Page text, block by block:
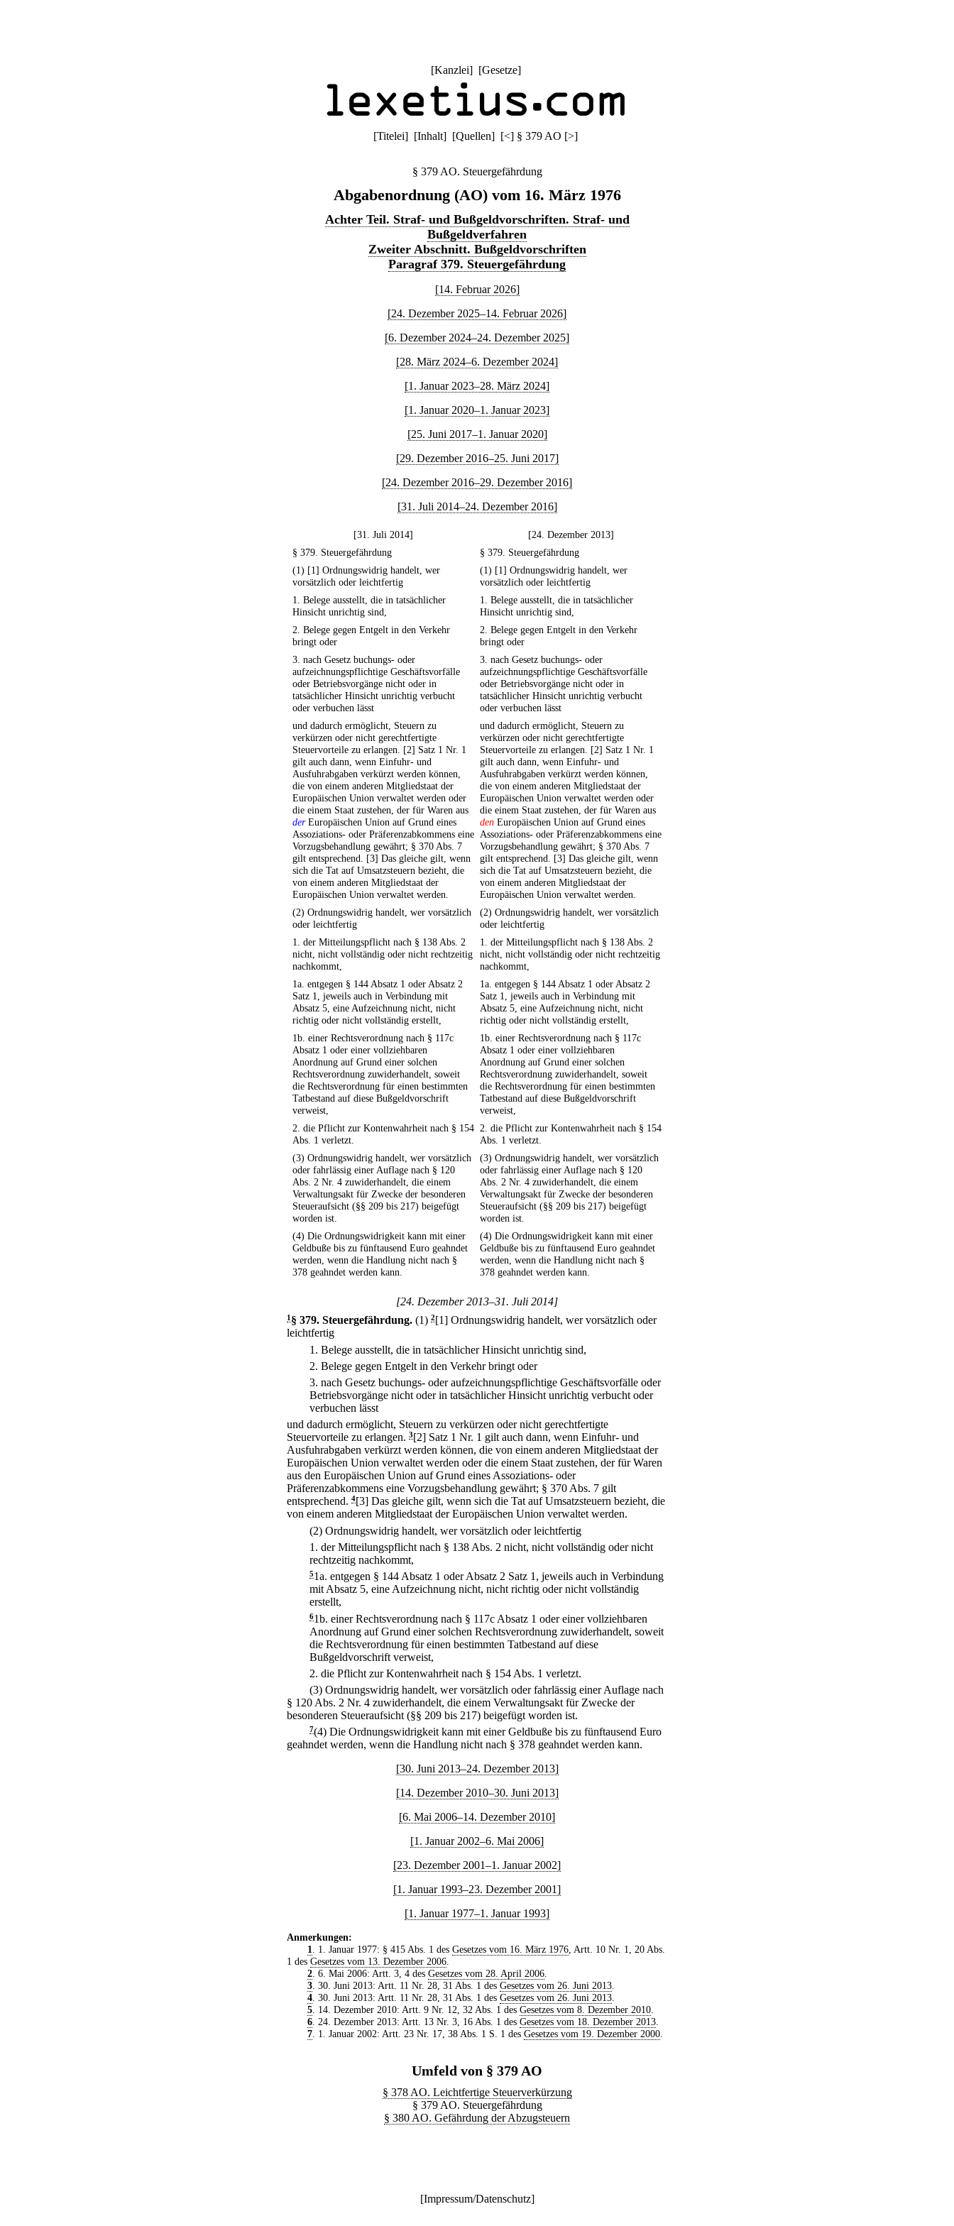
[Kanzlei] [Gesetze]
[Titelei] [Inhalt] [Quellen] [<] § 379 AO [>]
§ 379 AO. Steuergefährdung
Abgabenordnung (AO) vom 16. März 1976
Achter Teil. Straf- und Bußgeldvorschriften. Straf- und
Bußgeldverfahren
Zweiter Abschnitt. Bußgeldvorschriften
Paragraf 379. Steuergefährdung
[14. Februar 2026]
[24. Dezember 2025–14. Februar 2026]
[6. Dezember 2024–24. Dezember 2025]
[28. März 2024–6. Dezember 2024]
[1. Januar 2023–28. März 2024]
[1. Januar 2020–1. Januar 2023]
[25. Juni 2017–1. Januar 2020]
[29. Dezember 2016–25. Juni 2017]
[24. Dezember 2016–29. Dezember 2016]
[31. Juli 2014–24. Dezember 2016]
[31. Juli 2014]
[24. Dezember 2013]
§ 379. Steuergefährdung
§ 379. Steuergefährdung
(1) [1] Ordnungswidrig handelt, wer
vorsätzlich oder leichtfertig
(1) [1] Ordnungswidrig handelt, wer
vorsätzlich oder leichtfertig
1. Belege ausstellt, die in tatsächlicher
Hinsicht unrichtig sind,
1. Belege ausstellt, die in tatsächlicher
Hinsicht unrichtig sind,
2. Belege gegen Entgelt in den Verkehr
bringt oder
2. Belege gegen Entgelt in den Verkehr
bringt oder
3. nach Gesetz buchungs- oder
aufzeichnungspflichtige Geschäftsvorfälle
oder Betriebsvorgänge nicht oder in
tatsächlicher Hinsicht unrichtig verbucht
oder verbuchen lässt
3. nach Gesetz buchungs- oder
aufzeichnungspflichtige Geschäftsvorfälle
oder Betriebsvorgänge nicht oder in
tatsächlicher Hinsicht unrichtig verbucht
oder verbuchen lässt
und dadurch ermöglicht, Steuern zu
verkürzen oder nicht gerechtfertigte
Steuervorteile zu erlangen. [2] Satz 1 Nr. 1
gilt auch dann, wenn Einfuhr- und
Ausfuhrabgaben verkürzt werden können,
die von einem anderen Mitgliedstaat der
Europäischen Union verwaltet werden oder
die einem Staat zustehen, der für Waren aus
derEuropäischen Union auf Grund eines
Assoziations- oder Präferenzabkommens eine
Vorzugsbehandlung gewährt; § 370 Abs. 7
gilt entsprechend. [3] Das gleiche gilt, wenn
sich die Tat auf Umsatzsteuern bezieht, die
von einem anderen Mitgliedstaat der
Europäischen Union verwaltet werden.
und dadurch ermöglicht, Steuern zu
verkürzen oder nicht gerechtfertigte
Steuervorteile zu erlangen. [2] Satz 1 Nr. 1
gilt auch dann, wenn Einfuhr- und
Ausfuhrabgaben verkürzt werden können,
die von einem anderen Mitgliedstaat der
Europäischen Union verwaltet werden oder
die einem Staat zustehen, der für Waren aus
den Europäischen Union auf Grund eines
Assoziations- oder Präferenzabkommens eine
Vorzugsbehandlung gewährt; § 370 Abs. 7
gilt entsprechend. [3] Das gleiche gilt, wenn
sich die Tat auf Umsatzsteuern bezieht, die
von einem anderen Mitgliedstaat der
Europäischen Union verwaltet werden.
(2) Ordnungswidrig handelt, wer vorsätzlich
oder leichtfertig
(2) Ordnungswidrig handelt, wer vorsätzlich
oder leichtfertig
1. der Mitteilungspflicht nach § 138 Abs. 2
nicht, nicht vollständig oder nicht rechtzeitig
nachkommt,
1. der Mitteilungspflicht nach § 138 Abs. 2
nicht, nicht vollständig oder nicht rechtzeitig
nachkommt,
1a. entgegen § 144 Absatz 1 oder Absatz 2
Satz 1, jeweils auch in Verbindung mit
Absatz 5, eine Aufzeichnung nicht, nicht
richtig oder nicht vollständig erstellt,
1a. entgegen § 144 Absatz 1 oder Absatz 2
Satz 1, jeweils auch in Verbindung mit
Absatz 5, eine Aufzeichnung nicht, nicht
richtig oder nicht vollständig erstellt,
1b. einer Rechtsverordnung nach § 117c
Absatz 1 oder einer vollziehbaren
Anordnung auf Grund einer solchen
Rechtsverordnung zuwiderhandelt, soweit
die Rechtsverordnung für einen bestimmten
Tatbestand auf diese Bußgeldvorschrift
verweist,
1b. einer Rechtsverordnung nach § 117c
Absatz 1 oder einer vollziehbaren
Anordnung auf Grund einer solchen
Rechtsverordnung zuwiderhandelt, soweit
die Rechtsverordnung für einen bestimmten
Tatbestand auf diese Bußgeldvorschrift
verweist,
2. die Pflicht zur Kontenwahrheit nach § 154
Abs. 1 verletzt.
2. die Pflicht zur Kontenwahrheit nach § 154
Abs. 1 verletzt.
(3) Ordnungswidrig handelt, wer vorsätzlich
oder fahrlässig einer Auflage nach § 120
Abs. 2 Nr. 4 zuwiderhandelt, die einem
Verwaltungsakt für Zwecke der besonderen
Steueraufsicht (§§ 209 bis 217) beigefügt
worden ist.
(3) Ordnungswidrig handelt, wer vorsätzlich
oder fahrlässig einer Auflage nach § 120
Abs. 2 Nr. 4 zuwiderhandelt, die einem
Verwaltungsakt für Zwecke der besonderen
Steueraufsicht (§§ 209 bis 217) beigefügt
worden ist.
(4) Die Ordnungswidrigkeit kann mit einer
Geldbuße bis zu fünftausend Euro geahndet
werden, wenn die Handlung nicht nach §
378 geahndet werden kann.
(4) Die Ordnungswidrigkeit kann mit einer
Geldbuße bis zu fünftausend Euro geahndet
werden, wenn die Handlung nicht nach §
378 geahndet werden kann.
[24. Dezember 2013–31. Juli 2014]
1§ 379. Steuergefährdung. (1) 2[1] Ordnungswidrig handelt, wer vorsätzlich oder
leichtfertig
1. Belege ausstellt, die in tatsächlicher Hinsicht unrichtig sind,
2. Belege gegen Entgelt in den Verkehr bringt oder
3. nach Gesetz buchungs- oder aufzeichnungspflichtige Geschäftsvorfälle oder
Betriebsvorgänge nicht oder in tatsächlicher Hinsicht unrichtig verbucht oder
verbuchen lässt
und dadurch ermöglicht, Steuern zu verkürzen oder nicht gerechtfertigte
Steuervorteile zu erlangen. 3 [2] Satz 1 Nr. 1 gilt auch dann, wenn Einfuhr- und
Ausfuhrabgaben verkürzt werden können, die von einem anderen Mitgliedstaat der
Europäischen Union verwaltet werden oder die einem Staat zustehen, der für Waren
aus den Europäischen Union auf Grund eines Assoziations- oder
Präferenzabkommens eine Vorzugsbehandlung gewährt; § 370 Abs. 7 gilt
entsprechend. 4[3] Das gleiche gilt, wenn sich die Tat auf Umsatzsteuern bezieht, die
von einem anderen Mitgliedstaat der Europäischen Union verwaltet werden.
(2) Ordnungswidrig handelt, wer vorsätzlich oder leichtfertig
1. der Mitteilungspflicht nach § 138 Abs. 2 nicht, nicht vollständig oder nicht
rechtzeitig nachkommt,
51a. entgegen § 144 Absatz 1 oder Absatz 2 Satz 1, jeweils auch in Verbindung
mit Absatz 5, eine Aufzeichnung nicht, nicht richtig oder nicht vollständig
erstellt,
61b. einer Rechtsverordnung nach § 117c Absatz 1 oder einer vollziehbaren
Anordnung auf Grund einer solchen Rechtsverordnung zuwiderhandelt, soweit
die Rechtsverordnung für einen bestimmten Tatbestand auf diese
Bußgeldvorschrift verweist,
2. die Pflicht zur Kontenwahrheit nach § 154 Abs. 1 verletzt.
(3) Ordnungswidrig handelt, wer vorsätzlich oder fahrlässig einer Auflage nach
§ 120 Abs. 2 Nr. 4 zuwiderhandelt, die einem Verwaltungsakt für Zwecke der
besonderen Steueraufsicht (§§ 209 bis 217) beigefügt worden ist.
7(4) Die Ordnungswidrigkeit kann mit einer Geldbuße bis zu fünftausend Euro
geahndet werden, wenn die Handlung nicht nach § 378 geahndet werden kann.
[30. Juni 2013–24. Dezember 2013]
[14. Dezember 2010–30. Juni 2013]
[6. Mai 2006–14. Dezember 2010]
[1. Januar 2002–6. Mai 2006]
[23. Dezember 2001–1. Januar 2002]
[1. Januar 1993–23. Dezember 2001]
[1. Januar 1977–1. Januar 1993]
Anmerkungen:
1. 1. Januar 1977: § 415 Abs. 1 des Gesetzes vom 16. März 1976, Artt. 10 Nr. 1, 20 Abs.
1 des Gesetzes vom 13. Dezember 2006.
2. 6. Mai 2006: Artt. 3, 4 des Gesetzes vom 28. April 2006.
3. 30. Juni 2013: Artt. 11 Nr. 28, 31 Abs. 1 des Gesetzes vom 26. Juni 2013.
4. 30. Juni 2013: Artt. 11 Nr. 28, 31 Abs. 1 des Gesetzes vom 26. Juni 2013.
5. 14. Dezember 2010: Artt. 9 Nr. 12, 32 Abs. 1 des Gesetzes vom 8. Dezember 2010.
6. 24. Dezember 2013: Artt. 13 Nr. 3, 16 Abs. 1 des Gesetzes vom 18. Dezember 2013.
7. 1. Januar 2002: Artt. 23 Nr. 17, 38 Abs. 1 S. 1 des Gesetzes vom 19. Dezember 2000.
Umfeld von § 379 AO
§ 378 AO. Leichtfertige Steuerverkürzung
§ 379 AO. Steuergefährdung
§ 380 AO. Gefährdung der Abzugsteuern
[Impressum/Datenschutz]